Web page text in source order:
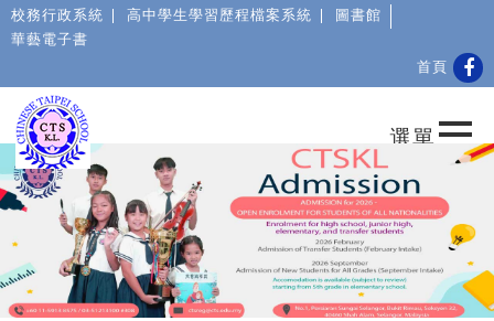
校務行政系統 高中學生學習歷程檔案系統
圖書館
華藝電子書
首頁